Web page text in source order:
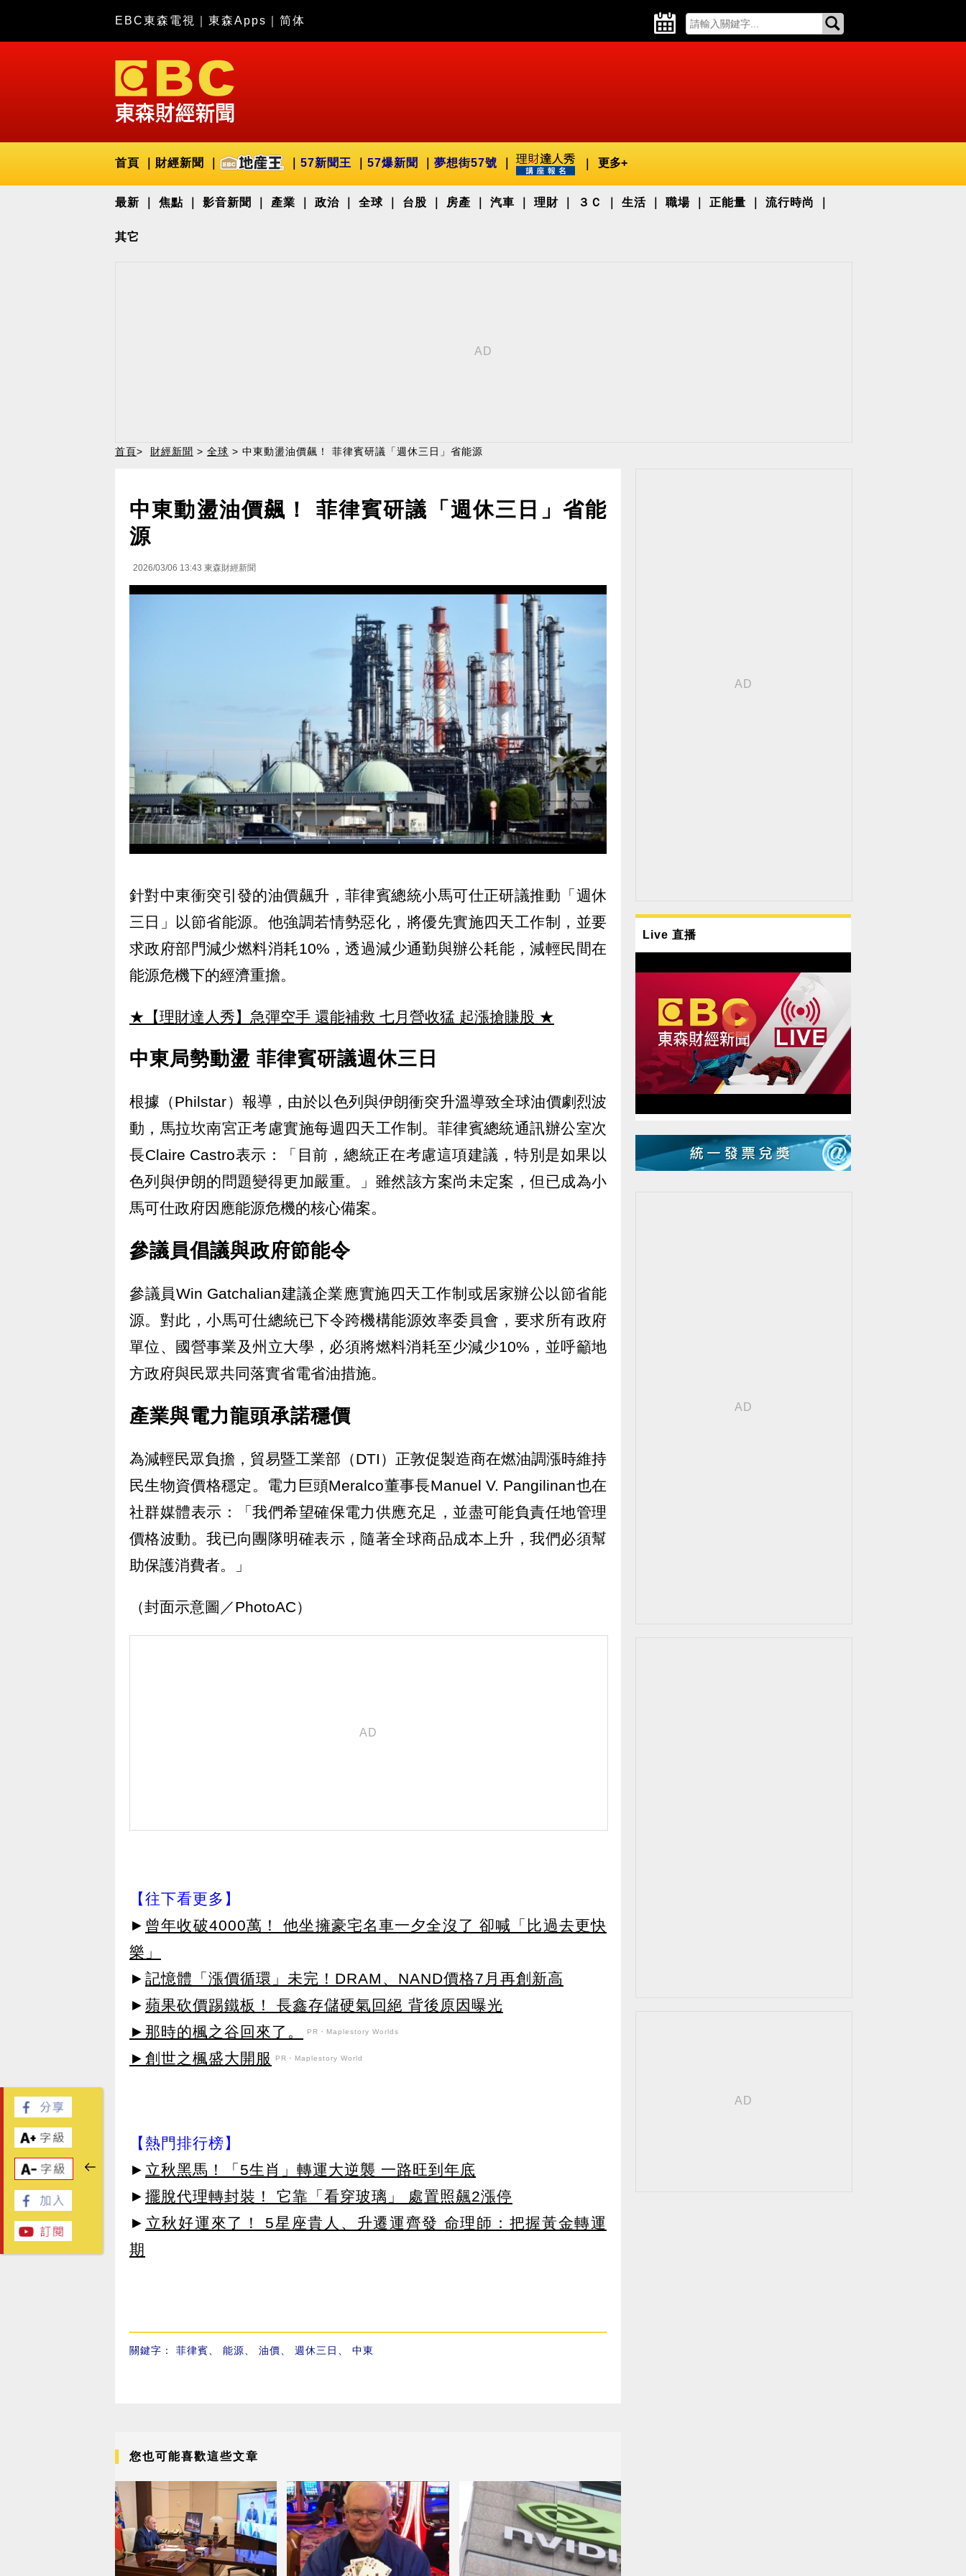
EBC東森電視 東森Apps 简体
首頁 財經新聞 57新聞王 57爆新聞 夢想街57號 更多+
最新 焦點 影音新聞 產業 政治 全球 台股 房產 汽車 理財 ３Ｃ 生活 職場 正能量 流行時尚
其它
首頁> 財經新聞 > 全球 > 中東動盪油價飆！ 菲律賓研議「週休三日」省能源
中東動盪油價飆！ 菲律賓研議「週休三日」省能
源
2026/03/06 13:43 東森財經新聞
針對中東衝突引發的油價飆升，菲律賓總統小馬可仕正研議推動「週休
三日」以節省能源。他強調若情勢惡化，將優先實施四天工作制，並要
求政府部門減少燃料消耗10%，透過減少通勤與辦公耗能，減輕民間在
能源危機下的經濟重擔。
★【理財達人秀】急彈空手 還能補救 七月營收猛 起漲搶賺股 ★
中東局勢動盪 菲律賓研議週休三日
根據（Philstar）報導，由於以色列與伊朗衝突升溫導致全球油價劇烈波
動，馬拉坎南宮正考慮實施每週四天工作制。菲律賓總統通訊辦公室次
長Claire Castro表示：「目前，總統正在考慮這項建議，特別是如果以
色列與伊朗的問題變得更加嚴重。」雖然該方案尚未定案，但已成為小
馬可仕政府因應能源危機的核心備案。
參議員倡議與政府節能令
參議員Win Gatchalian建議企業應實施四天工作制或居家辦公以節省能
源。對此，小馬可仕總統已下令跨機構能源效率委員會，要求所有政府
單位、國營事業及州立大學，必須將燃料消耗至少減少10%，並呼籲地
方政府與民眾共同落實省電省油措施。
產業與電力龍頭承諾穩價
為減輕民眾負擔，貿易暨工業部（DTI）正敦促製造商在燃油調漲時維持
民生物資價格穩定。電力巨頭Meralco董事長Manuel V. Pangilinan也在
社群媒體表示：「我們希望確保電力供應充足，並盡可能負責任地管理
價格波動。我已向團隊明確表示，隨著全球商品成本上升，我們必須幫
助保護消費者。」
（封面示意圖／PhotoAC）
【往下看更多】
► 曾年收破4000萬！ 他坐擁豪宅名車一夕全沒了 卻喊「比過去更快
樂」
► 記憶體「漲價循環」未完！DRAM、NAND價格7月再創新高
► 蘋果砍價踢鐵板！ 長鑫存儲硬氣回絕 背後原因曝光
►那時的楓之谷回來了。
PR・Maplestory Worlds
►創世之楓盛大開服 PR・Maplestory World
【熱門排行榜】
► 立秋黑馬！「5生肖」轉運大逆襲 一路旺到年底
► 擺脫代理轉封裝！ 它靠「看穿玻璃」 處置照飆2漲停
► 立秋好運來了！ 5星座貴人、升遷運齊發 命理師：把握黃金轉運
期
關鍵字： 菲律賓 能源 油價 週休三日 中東
您也可能喜歡這些文章
Live 直播